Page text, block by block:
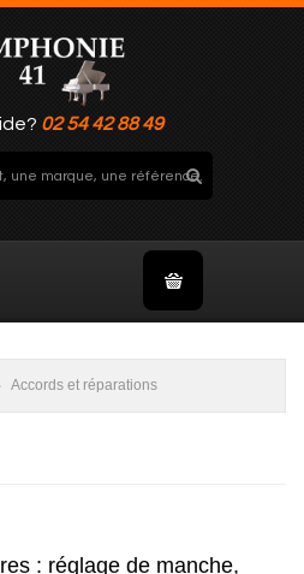
02 54 42 88 49
Accords et réparations
: réglage de manche,